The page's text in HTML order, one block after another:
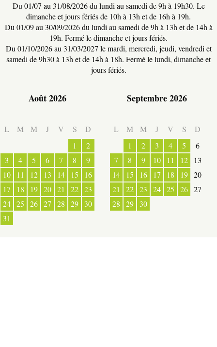
TERRE D’ACCUEIL
ESPACE PRESSE
Du 01/07 au 31/08/2026 du lundi au samedi de 9h à 19h30. Le
dimanche et jours fériés de 10h à 13h et de 16h à 19h.
Du 01/09 au 30/09/2026 du lundi au samedi de 9h à 13h et de 14h à
19h. Fermé le dimanche et jours fériés.
Du 01/10/2026 au 31/03/2027 le mardi, mercredi, jeudi, vendredi et
samedi de 9h30 à 13h et de 14h à 18h. Fermé le lundi, dimanche et
jours fériés.
Août 2026
L M M J V S
D
1
2
3
4 5 6 7 8
9
10
11 12 13 14 15
16
17
18 19 20 21 22 23
24 25 26 27 28 29
30
31
Septembre 2026
L M M J V S
D
1
2 3 4 5
6
7
8 9 10 11 12
13
14
15 16 17 18 19 20
21
22 23 24 25 26 27
28
29 30